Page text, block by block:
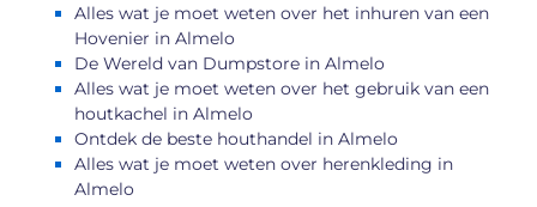
Alles wat je moet weten over het inhuren van een
Hovenier in Almelo
De Wereld van Dumpstore in Almelo
Alles wat je moet weten over het gebruik van een
houtkachel in Almelo
Ontdek de beste houthandel in Almelo
Alles wat je moet weten over herenkleding in
Almelo